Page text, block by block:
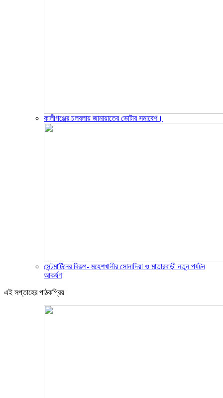
কালীগঞ্জের চলবলায় জামায়াতের ভোটার সমাবেশ।
সেন্টমার্টিনের বিকল্প- মহেশখালীর সোনাদিয়া ও মাতারবাড়ী নতুন পর্যটন
আকর্ষণ
এই সপ্তাহের পাঠকপ্রিয়